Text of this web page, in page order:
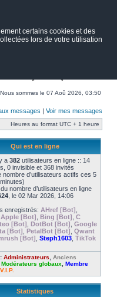
certains cookies et des
lors de votre utilisation
Nous sommes le 07 Aoû 2026, 03:50
messages | Voir mes messages
Heures au format UTC + 1 heure
Qui est en ligne
a 382 utilisateurs en ligne :: 14
0 invisible et 368 invités
nombre d’utilisateurs actifs ces 5
nombre d’utilisateurs en ligne
, le 02 Mar 2026, 14:06
enregistrés: AHref [Bot]
Apple [Bot] Bing [Bot] C
[Bot] DotBot [Bot] Google
[Bot] PetalBot [Bot] Qwant
[Bot] Steph1603 TikTok
Administrateurs
Anciens
Modérateurs globaux
Membre
V.I.P.
Statistiques